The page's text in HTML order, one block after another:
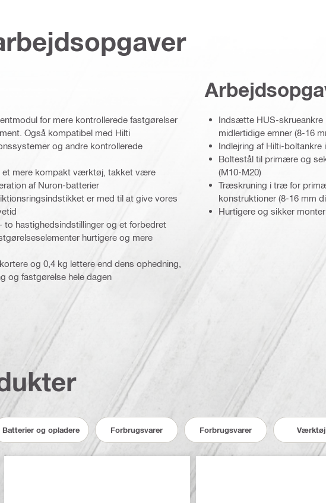
for mere kontrollerede fastgørelser
Også kompatibel med Hilti
og andre kontrollerede
et mere kompakt værktøj, takket være
af Nuron-batterier
er med til at give vores
to hastighedsindstillinger og et forbedret
hurtigere og mere
og 0,4 kg lettere end dens ophedning,
og fastgørelse hele dagen
Indsætte HUS-
midlertidige emner (8-16
Indlejring af Hilti-
Boltestål til primære og
(M10-M20)
Træskruning i træ for
konstruktioner (8-16 mm
Hurtigere og sikker
Batterier og opladere Forbrugsvarer Forbrugsvarer